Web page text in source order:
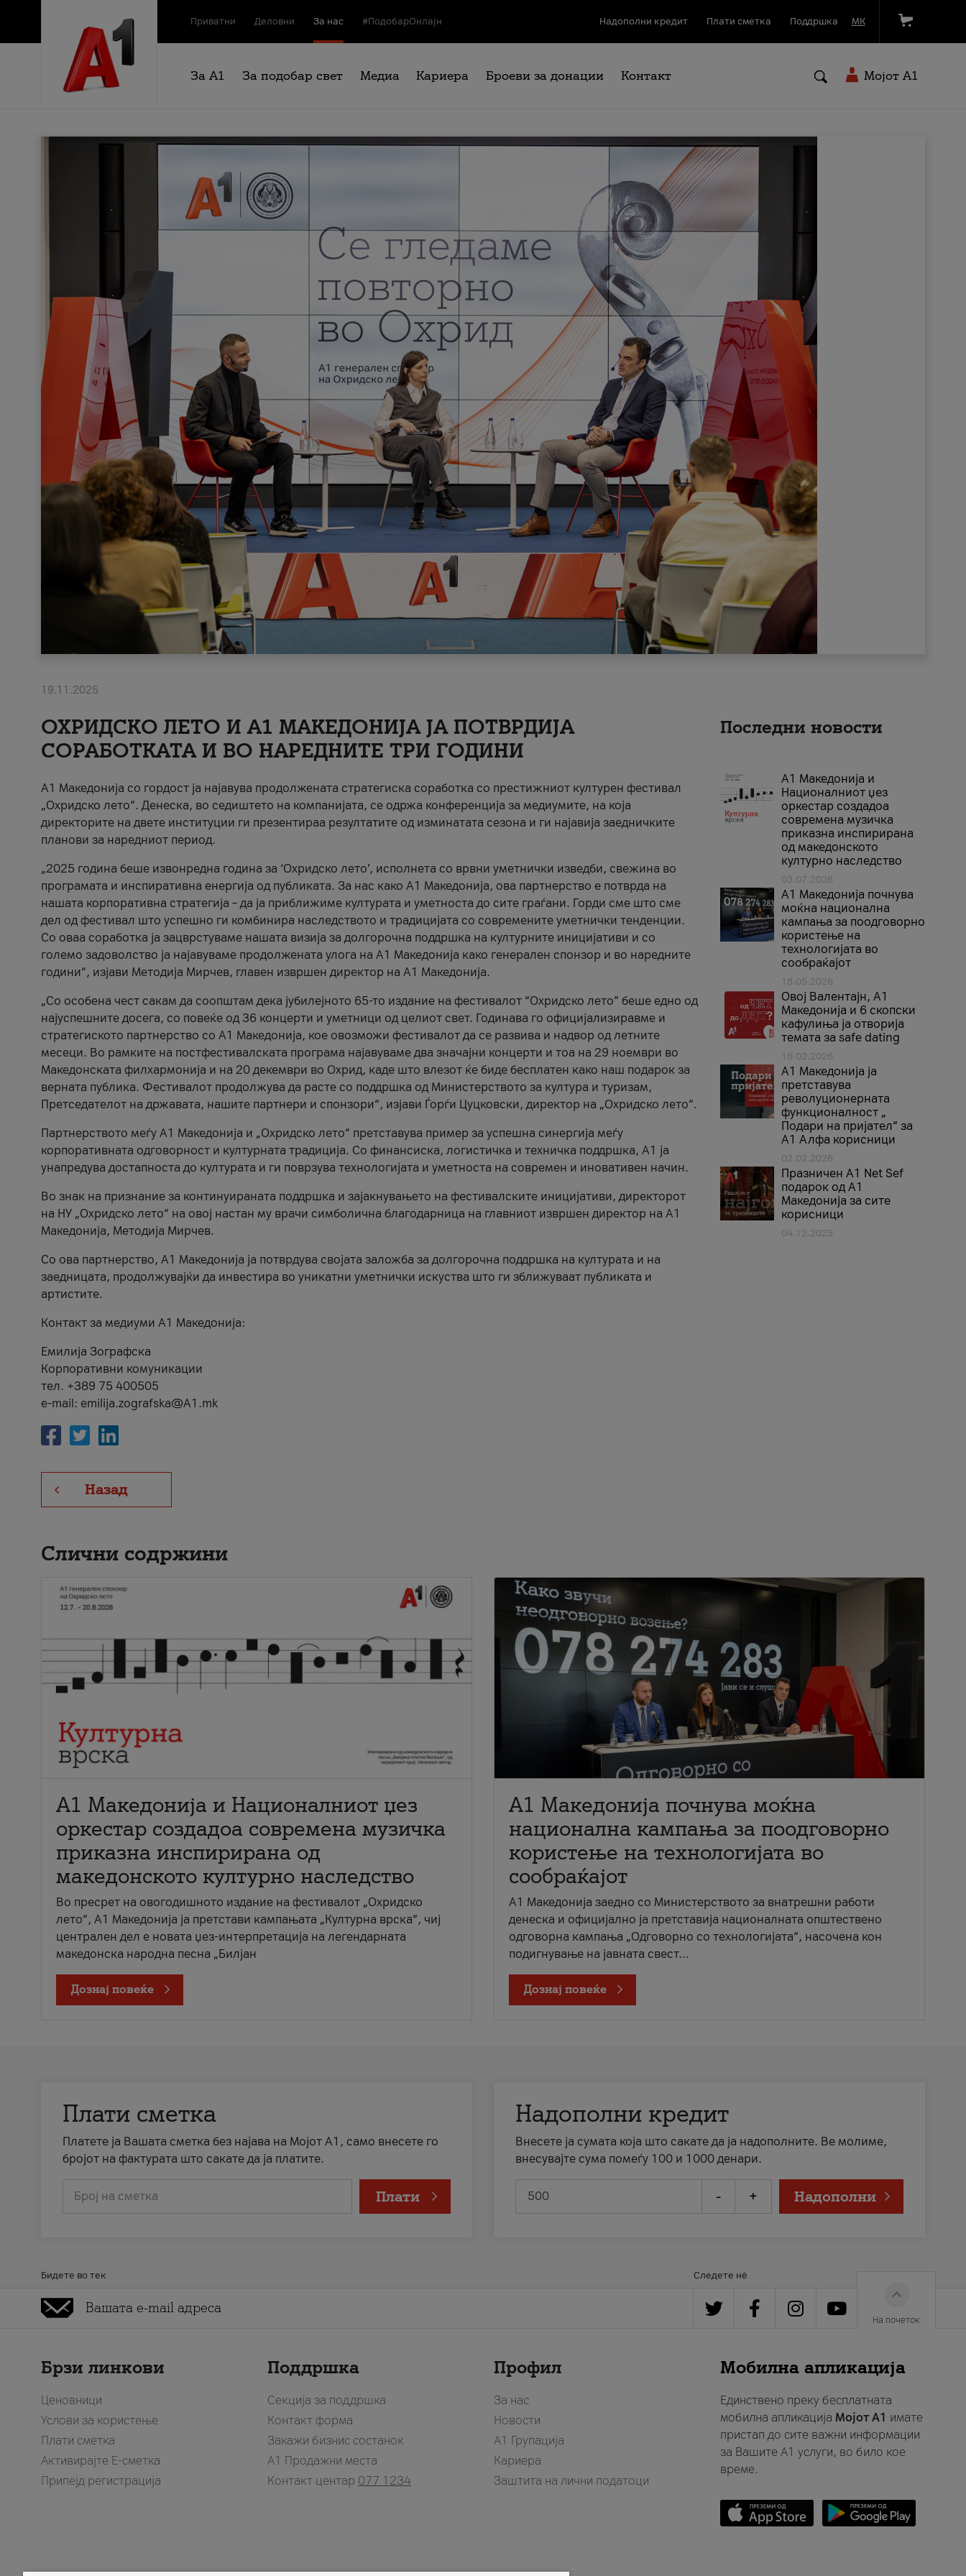
Приватни Деловни За нас #ПодобарОнлајн Надополни кредит Плати сметка Поддршка МК
За А1 За подобар свет Медиа Кариера Броеви за донации Контакт Мојот A1
19.11.2025
ОХРИДСКО ЛЕТО И A1 МАКЕДОНИЈА ЈА ПОТВРДИЈА
СОРАБОТКАТА И ВО НАРЕДНИТЕ ТРИ ГОДИНИ
A1 Македонија со гордост ја најавува продолжената стратегиска соработка со престижниот културен фестивал
„Охридско лето“. Денеска, во седиштето на компанијата, се одржа конференција за медиумите, на која
директорите на двете институции ги презентираа резултатите од изминатата сезона и ги најавија заедничките
планови за наредниот период.
„2025 година беше извонредна година за ‘Охридско лето’, исполнета со врвни уметнички изведби, свежина во
програмата и инспиративна енергија од публиката. За нас како A1 Македонија, ова партнерство е потврда на
нашата корпоративна стратегија – да ја приближиме културата и уметноста до сите граѓани. Горди сме што сме
дел од фестивал што успешно ги комбинира наследството и традицијата со современите уметнички тенденции.
Со оваа соработка ја зацврстуваме нашата визија за долгорочна поддршка на културните иницијативи и со
големо задоволство ја најавуваме продолжената улога на A1 Македонија како генерален спонзор и во наредните
години“, изјави Методија Мирчев, главен извршен директор на A1 Македонија.
„Со особена чест сакам да соопштам дека јубилејното 65-то издание на фестивалот “Охридско лето” беше едно од
најуспешните досега, со повеќе од 36 концерти и уметници од целиот свет. Годинава го официјализиравме и
стратегиското партнерство со А1 Македонија, кое овозможи фестивалот да се развива и надвор од летните
месеци. Во рамките на постфестивалската програма најавуваме два значајни концерти и тоа на 29 ноември во
Македонската филхармонија и на 20 декември во Охрид, каде што влезот ќе биде бесплатен како наш подарок за
верната публика. Фестивалот продолжува да расте со поддршка од Министерството за култура и туризам,
Претседателот на државата, нашите партнери и спонзори“, изјави Ѓорѓи Цуцковски, директор на „Охридско лето“.
Партнерството меѓу A1 Македонија и „Охридско лето“ претставува пример за успешна синергија меѓу
корпоративната одговорност и културната традиција. Со финансиска, логистичка и техничка поддршка, A1 ја
унапредува достапноста до културата и ги поврзува технологијата и уметноста на современ и иновативен начин.
Во знак на признание за континуираната поддршка и зајакнувањето на фестивалските иницијативи, директорот
на НУ „Охридско лето“ на овој настан му врачи симболична благодарница на главниот извршен директор на A1
Македонија, Методија Мирчев.
Со ова партнерство, A1 Македонија ја потврдува својата заложба за долгорочна поддршка на културата и на
заедницата, продолжувајќи да инвестира во уникатни уметнички искуства што ги зближуваат публиката и
артистите.
Контакт за медиуми А1 Македонија:
Емилија Зографска
Корпоративни комуникации
тел. +389 75 400505
e-mail: emilija.zografska@A1.mk
Назад
Последни новости
А1 Македонија и
Националниот џез
оркестар создадоа
современа музичка
приказна инспирирана
од македонското
културно наследство
03.07.2026
A1 Македонија почнува
моќна национална
кампања за поодговорно
користење на
технологијата во
сообраќајот
18.05.2026
Овој Валентајн, A1
Македонија и 6 скопски
кафулиња ја отворија
темата за safe dating
16.02.2026
А1 Македонија ја
претставува
револуционерната
функционалност „
Подари на пријател“ за
А1 Алфа корисници
02.02.2026
Празничен A1 Net Sеf
подарок од А1
Македонија за сите
корисници
04.12.2025
Слични содржини
А1 Македонија и Националниот џез
оркестар создадоа современа музичка
приказна инспирирана од
македонското културно наследство
Во пресрет на овогодишното издание на фестивалот „Охридско
лето“, А1 Македонија ја претстави кампањата „Културна врска“, чиј
централен дел е новата џез-интерпретација на легендарната
македонска народна песна „Билјан
Дознај повеќе
A1 Македонија почнува моќна
национална кампања за поодговорно
користење на технологијата во
сообраќајот
A1 Македонија заедно со Министерството за внатрешни работи
денеска и официјално ја претставија националната општествено
одговорна кампања „Одговорно со технологијата“, насочена кон
подигнување на јавната свест...
Дознај повеќе
Плати сметка
Платете ја Вашата сметка без најава на Мојот А1, само внесете го
бројот на фактурата што сакате да ја платите.
Број на сметка Плати
Надополни кредит
Внесете ја сумата која што сакате да ја надополните. Ве молиме,
внесувајте сума помеѓу 100 и 1000 денари.
- + Надополни
Бидете во тек Следете нè
На почеток
Брзи линкови
Ценовници
Услови за користење
Плати сметка
Активирајте Е-сметка
Припејд регистрација
Поддршка
Секција за поддршка
Контакт форма
Закажи бизнис состанок
A1 Продажни места
Контакт центар 077 1234
Профил
За нас
Новости
А1 Групација
Кариера
Заштита на лични податоци
Мобилна апликација
Единствено преку бесплатната
мобилна апликација Мојот A1 имате
пристап до сите важни информации
за Вашите A1 услуги, во било кое
време.